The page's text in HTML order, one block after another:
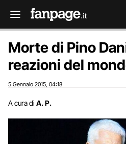
Morte di Pino
reazioni del
5 Gennaio 2015 04:18
A cura di A. P.